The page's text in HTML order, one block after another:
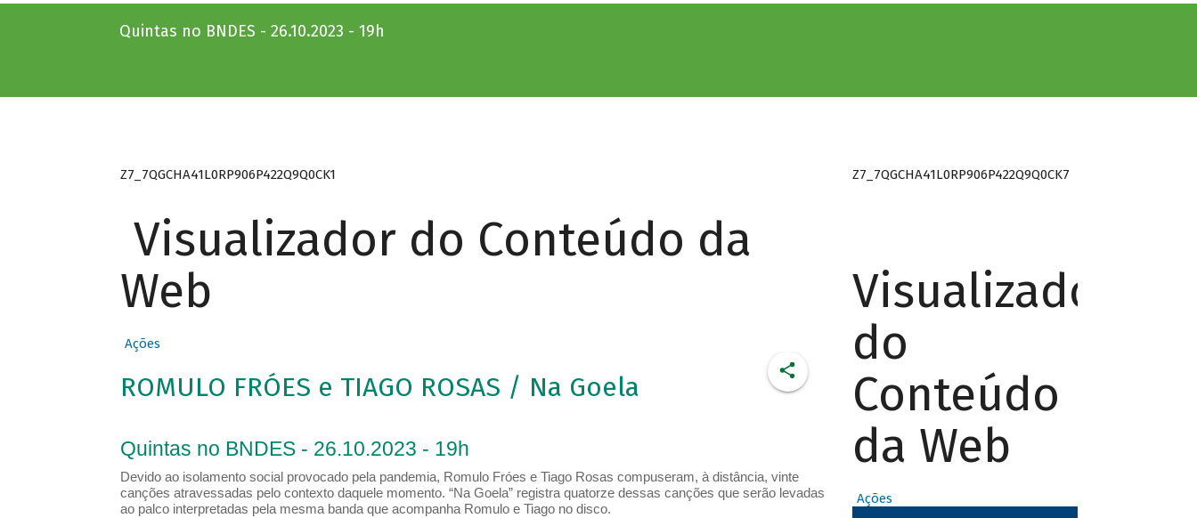
Quintas no BNDES - 26.10.2023 - 19h
Z7_7QGCHA41L0RP906P422Q9Q0CK1
Visualizador do Conteúdo da
Web
Ações
ROMULO FRÓES e TIAGO ROSAS / Na Goela
Quintas no BNDES - 26.10.2023 - 19h
Devido ao isolamento social provocado pela pandemia, Romulo Fróes e Tiago Rosas compuseram, à distância, vinte
canções atravessadas pelo contexto daquele momento. “Na Goela” registra quatorze dessas canções que serão levadas
ao palco interpretadas pela mesma banda que acompanha Romulo e Tiago no disco.
Z7_7QGCHA41L0RP906P422Q9Q0CK7
Visualizador
do
Conteúdo
da Web
Ações